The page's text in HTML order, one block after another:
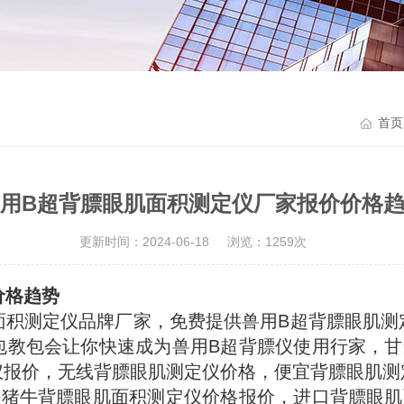
首页
B超背膘眼肌面积测定仪厂家报价价格
更新时间：2024-06-18 浏览：1259次
格趋势
测定仪品牌厂家，免费提供兽用B超背膘眼肌
包会让你快速成为兽用B超背膘仪使用行家，
价，无线背膘眼肌测定仪价格，便宜背膘眼肌
牛背膘眼肌面积测定仪价格报价，进口背膘眼